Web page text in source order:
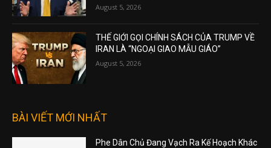
August 5, 2026
THẾ GIỚI GỌI CHÍNH SÁCH CỦA TRUMP VỀ
IRAN LÀ “NGOẠI GIAO MẪU GIÁO”
August 5, 2026
BÀI VIẾT MỚI NHẤT
Phe Dân Chủ Đang Vạch Ra Kế Hoạch Khác